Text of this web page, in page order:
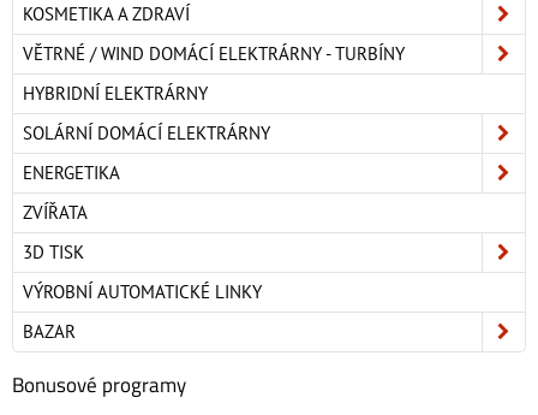
KOSMETIKA A ZDRAVÍ
VĚTRNÉ / WIND DOMÁCÍ ELEKTRÁRNY - TURBÍNY
HYBRIDNÍ ELEKTRÁRNY
SOLÁRNÍ DOMÁCÍ ELEKTRÁRNY
ENERGETIKA
ZVÍŘATA
3D TISK
VÝROBNÍ AUTOMATICKÉ LINKY
BAZAR
Bonusové programy